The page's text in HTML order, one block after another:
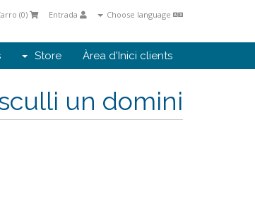
(0)
Àrea d'Inici clients
Store
un domini ...